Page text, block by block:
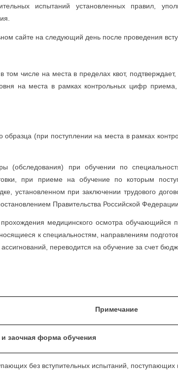
испытаний установленных правил,
сайте на следующий день после проведения
числе на места в пределах квот, подтверждает,
на места в рамках контрольных цифр
образца (при поступлении на места в рамках
(обследования) при обучении по
при приеме на обучение по которым
установленном при заключении трудового
Правительства Российской Федерации
медицинского осмотра обучающийся
к специальностям, направлениям
переводится на обучение за счет
Примечание
заочная форма обучения
без вступительных испытаний, поступающих